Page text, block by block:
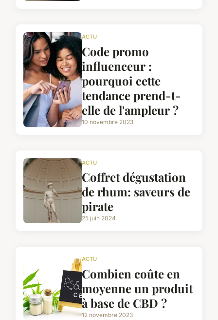
ACTU
Code promo
influenceur :
pourquoi cette
tendance prend-t-
elle de l'ampleur ?
10 novembre 2023
ACTU
Coffret dégustation
de rhum: saveurs de
pirate
25 juin 2024
ACTU
Combien coûte en
moyenne un produit
à base de CBD ?
12 novembre 2023